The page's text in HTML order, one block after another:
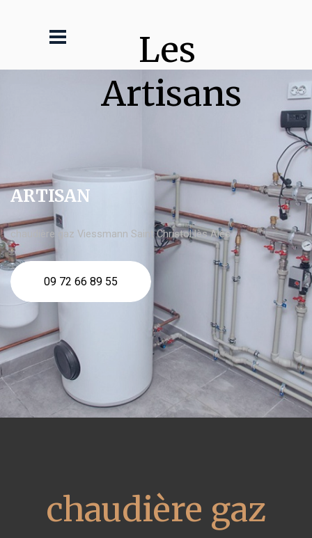
Les
Artisans
ARTISAN
chaudière gaz Viessmann Saint Christol lès Alès
09 72 66 89 55
chaudière gaz